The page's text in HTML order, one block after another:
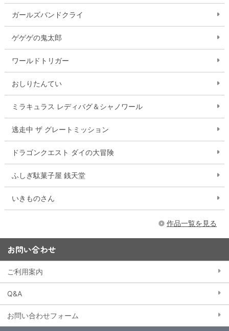
ガールズバンドクライ
ゲゲゲの鬼太郎
ワールドトリガー
おしりたんてい
ミラキュラス レディバグ＆シャノワール
逃走中 ザ グレートミッション
ドラゴンクエスト ダイの大冒険
ふしぎ駄菓子屋 銭天堂
いきものさん
作品一覧を見る
お問い合わせ
ご利用案内
Q&A
お問い合わせフォーム